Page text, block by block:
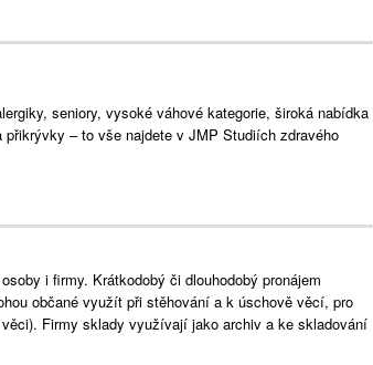
seniory, vysoké váhové kategorie, široká nabídka
– to vše najdete v JMP Studiích zdravého
i firmy. Krátkodobý či dlouhodobý pronájem
občané využít při stěhování a k úschově věcí, pro
Firmy sklady využívají jako archiv a ke skladování